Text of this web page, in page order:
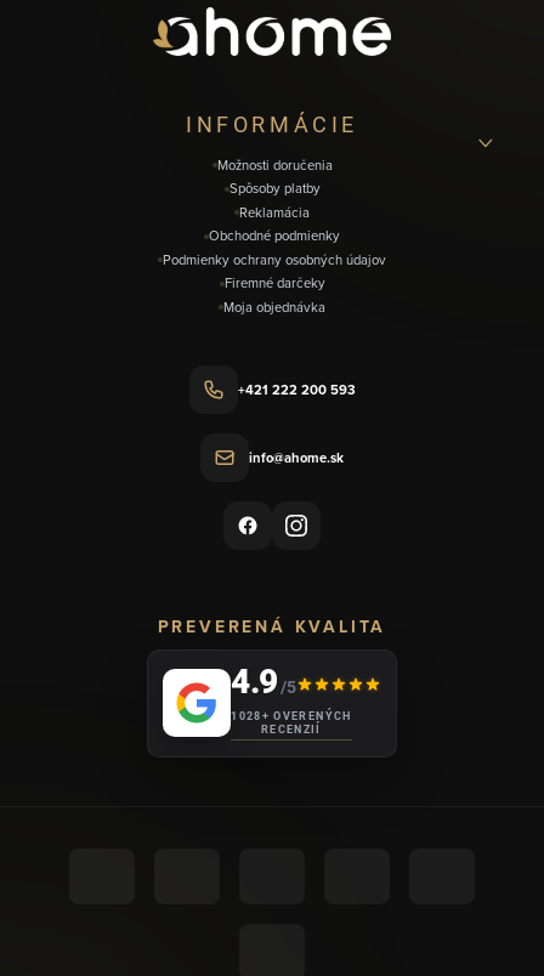
INFORMÁCIE
Možnosti doručenia
Spôsoby platby
Reklamácia
Obchodné podmienky
Podmienky ochrany osobných údajov
Firemné darčeky
Moja objednávka
+421 222 200 593
info@ahome.sk
PREVERENÁ KVALITA
4.9/5
1028+ OVERENÝCH
RECENZIÍ